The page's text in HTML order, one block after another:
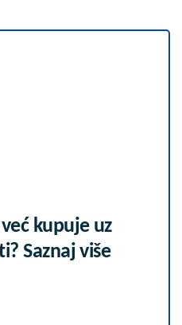
kupuje uz
Saznaj više